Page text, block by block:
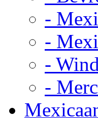
-
-
-
-